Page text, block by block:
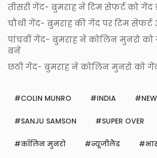
तीसरी गेंद- बुमराह ने टिम सेफर्ट को गेंद
चौथी गेंद- बुमराह की गेंद पर टिम
पांचवीं गेंद- बुमराह ने कोलिन मुनरो को
बने
छठी गेंद- बुमराह ने कोलिन मुनरो को
COLIN MUNRO INDIA
SANJU SAMSON SUPER OVER
कॉलिन मुनरो न्यूजीलैंड